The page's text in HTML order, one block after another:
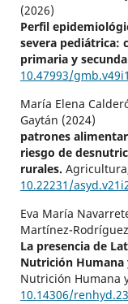
(2026)
Perfil
severa pediátrica:
primaria y
10.47993/
María Elena
Gaytán (2024)
patrones
riesgo de
rurales.
10.22231/
Eva María
Martínez-
La presencia de
Nutrición Humana
Nutrición Humana
10.14306/